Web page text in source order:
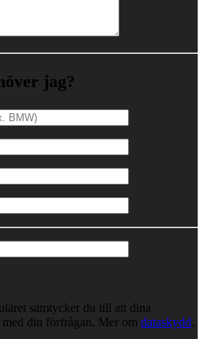
jag?
samtycker du till att dina
din förfrågan. Mer om dataskydd.